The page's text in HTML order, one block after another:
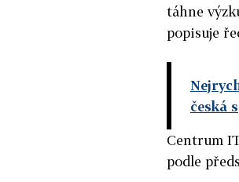
táhne
popisuje
česká
Centrum
podle